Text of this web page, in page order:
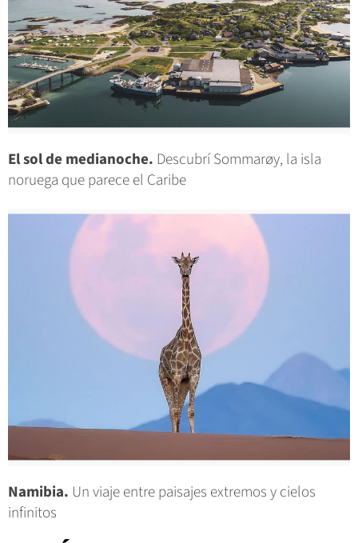
El sol de medianoche. Descubrí Sommarøy, la isla
noruega que parece el Caribe
Namibia. Un viaje entre paisajes extremos y cielos
infinitos